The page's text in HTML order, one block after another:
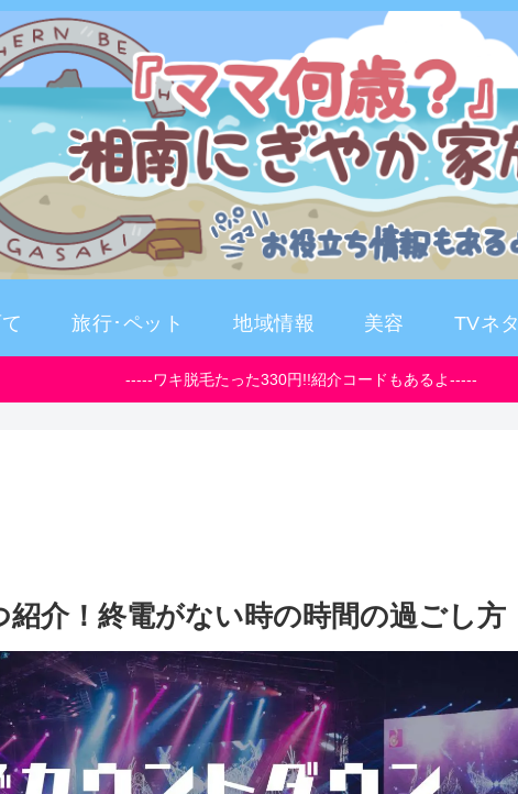
旅行･ペット 地域情報 美容 TVネタ
-----ワキ脱毛たった330円!!紹介コードもあるよ-----
介！終電がない時の時間の過ごし方